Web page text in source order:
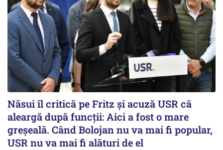
Năsui îl critică pe Fritz și acuză USR că
aleargă după funcții: Aici a fost o mare
greșeală. Când Bolojan nu va mai fi popular,
USR nu va mai fi alături de el